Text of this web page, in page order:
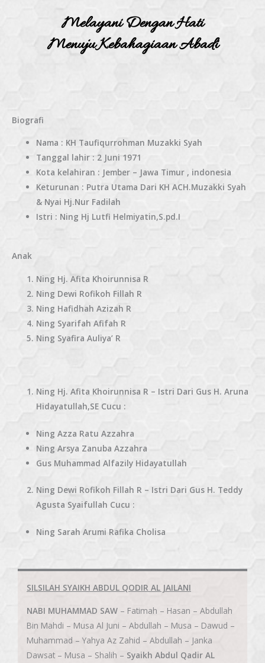
Melayani Dengan Hati
Menuju Kebahagiaan Abadi
Biografi
Nama : KH Taufiqurrohman Muzakki Syah
Tanggal lahir : 2 Juni 1971
Kota kelahiran : Jember – Jawa Timur , indonesia
Keturunan : Putra Utama Dari KH ACH.Muzakki Syah
& Nyai Hj.Nur Fadilah
Istri : Ning Hj Lutfi Helmiyatin,S.pd.I
Anak
Ning Hj. Afita Khoirunnisa R
Ning Dewi Rofikoh Fillah R
Ning Hafidhah Azizah R
Ning Syarifah Afifah R
Ning Syafira Auliya’ R
Ning Hj. Afita Khoirunnisa R – Istri Dari Gus H. Aruna
Hidayatullah,SE Cucu :
Ning Azza Ratu Azzahra
Ning Arsya Zanuba Azzahra
Gus Muhammad Alfazily Hidayatullah
Ning Dewi Rofikoh Fillah R – Istri Dari Gus H. Teddy
Agusta Syaifullah Cucu :
Ning Sarah Arumi Rafika Cholisa
SILSILAH SYAIKH ABDUL QODIR AL JAILANI
NABI MUHAMMAD SAW – Fatimah – Hasan – Abdullah
Bin Mahdi – Musa Al Juni – Abdullah – Musa – Dawud –
Muhammad – Yahya Az Zahid – Abdullah – Janka
Dawsat – Musa – Shalih – Syaikh Abdul Qadir AL